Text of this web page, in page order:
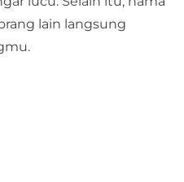
lain langsung